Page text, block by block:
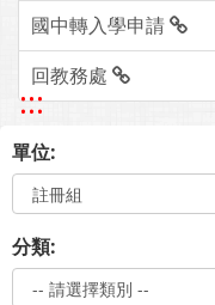
國中轉入學申請
回教務處
:::
單位:
分類: